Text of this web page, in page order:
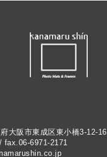
大阪市東成区東小橋3-12-16
fax.06-6971-2171